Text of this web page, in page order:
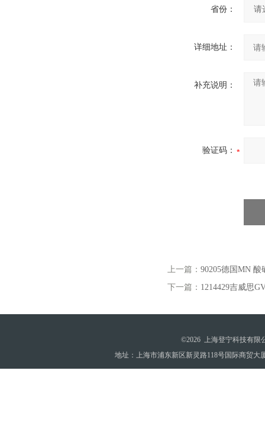
省份：
详细地址：
补充说明：
验证码：
上一篇： 90205德国MN 酸
下一篇： 1214429吉威思
©2026 上海登宁科技有限
地址：上海市浦东新区新灵路118号国际商贸大